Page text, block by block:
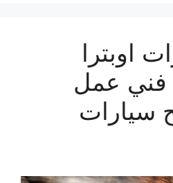
اوبترا
65557275 فني عمل
سيارات